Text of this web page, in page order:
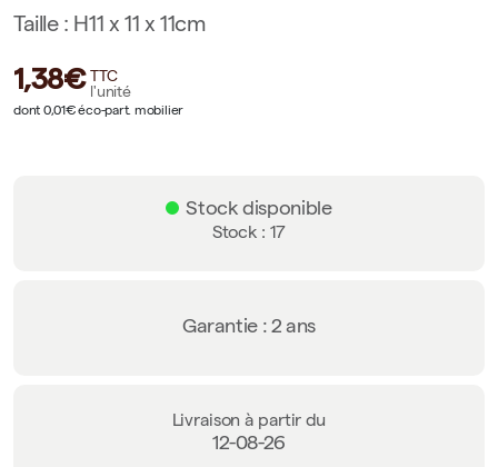
Taille : H11 x 11 x 11cm
1,38€ TTC
l'unité
dont 0,01€ éco-part. mobilier
Stock disponible
Stock : 17
Garantie : 2 ans
Livraison à partir du
12-08-26